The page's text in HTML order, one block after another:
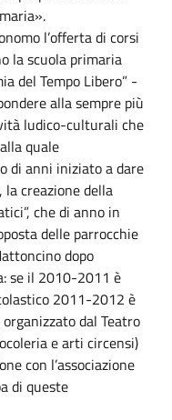
l’offerta di corsi
la scuola primaria
del Tempo Libero” -
alla sempre più
ludico-culturali che
quale
di anni iniziato a dare
la creazione della
che di anno in
delle parrocchie
dopo
se il 2010-2011 è
2011-2012 è
dal Teatro
e arti circensi)
con l’associazione
di queste